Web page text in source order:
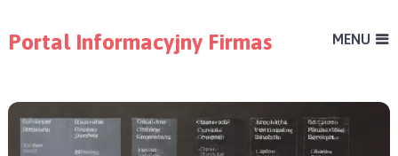
Portal Informacyjny Firmas MENU